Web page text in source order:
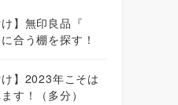
け】無印良品『
合う棚を探す！
】2023年こそは
す！（多分）